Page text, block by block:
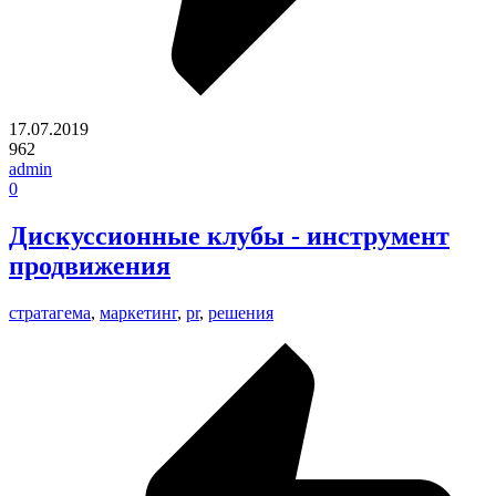
17.07.2019
962
admin
0
Дискуссионные клубы - инструмент
продвижения
стратагема, маркетинг, pr, решения